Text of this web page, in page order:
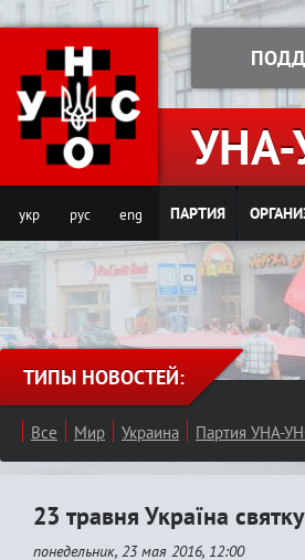
Jump to
укр рус eng ПАРТИЯ
ТИПЫ НОВОСТЕЙ:
Все Мир Украина Партия УНА-
23 травня Україна
понедельник, 23 мая 2016, 12:00